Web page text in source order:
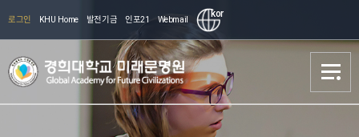
로그인 KHU Home 발전기금 인포21 Webmail
kor
문명원 소개
문명원 소개